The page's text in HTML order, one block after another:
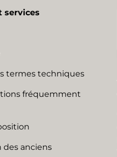
services
termes techniques
fréquemment
des anciens